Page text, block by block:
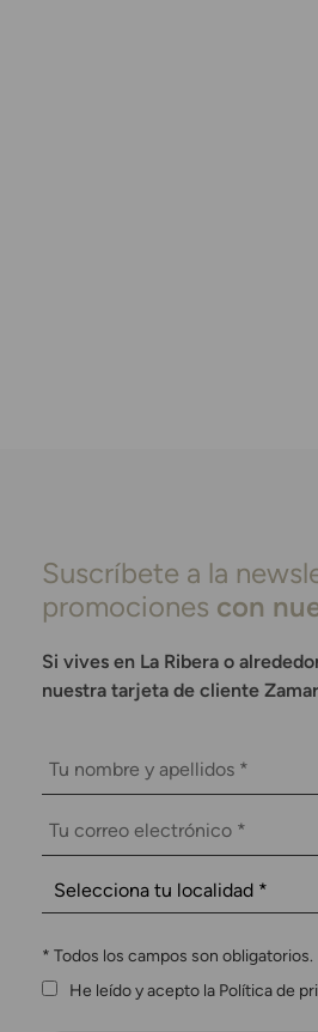
Suscríbete a la
promociones con
Si vives en La Ribera o
nuestra tarjeta de cliente
* Todos los campos son obligatorios.
He leído y acepto la Política de